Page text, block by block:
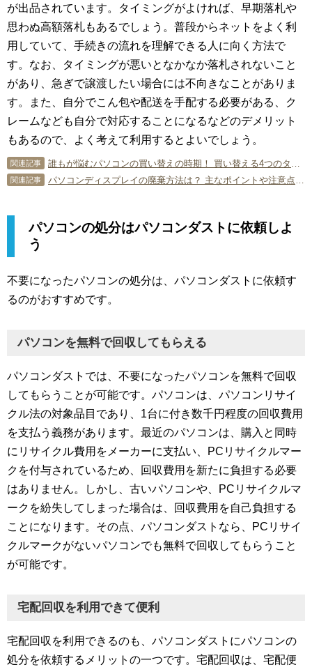
が出品されています。タイミングがよければ、早期落札や
思わぬ高額落札もあるでしょう。普段からネットをよく利
用していて、手続きの流れを理解できる人に向く方法で
す。なお、タイミングが悪いとなかなか落札されないこと
があり、急ぎで譲渡したい場合には不向きなことがありま
す。また、自分でこん包や配送を手配する必要がある、ク
レームなども自分で対応することになるなどのデメリット
もあるので、よく考えて利用するとよいでしょう。
関連記事 誰もが悩むパソコンの買い替えの時期！ 買い替える4つのタイミングとは？
関連記事 パソコンディスプレイの廃棄方法は？ 主なポイントや注意点を解説！
パソコンの処分はパソコンダストに依頼しよ
う
不要になったパソコンの処分は、パソコンダストに依頼す
るのがおすすめです。
パソコンを無料で回収してもらえる
パソコンダストでは、不要になったパソコンを無料で回収
してもらうことが可能です。パソコンは、パソコンリサイ
クル法の対象品目であり、1台に付き数千円程度の回収費用
を支払う義務があります。最近のパソコンは、購入と同時
にリサイクル費用をメーカーに支払い、PCリサイクルマー
クを付与されているため、回収費用を新たに負担する必要
はありません。しかし、古いパソコンや、PCリサイクルマ
ークを紛失してしまった場合は、回収費用を自己負担する
ことになります。その点、パソコンダストなら、PCリサイ
クルマークがないパソコンでも無料で回収してもらうこと
が可能です。
宅配回収を利用できて便利
宅配回収を利用できるのも、パソコンダストにパソコンの
処分を依頼するメリットの一つです。宅配回収は、宅配便